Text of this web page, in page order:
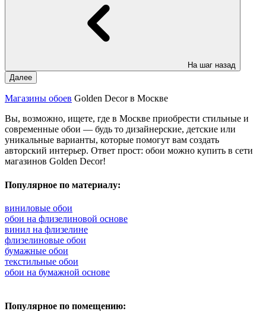
На шаг назад
Далее
Магазины обоев Golden Decor в Москве
Вы, возможно, ищете, где в Москве приобрести стильные и
современные обои — будь то дизайнерские, детские или
уникальные варианты, которые помогут вам создать
авторский интерьер. Ответ прост: обои можно купить в сети
магазинов Golden Decor!
Популярное по материалу:
виниловые обои
обои на флизелиновой основе
винил на флизелине
флизелиновые обои
бумажные обои
текстильные обои
обои на бумажной основе
Популярное по помещению: